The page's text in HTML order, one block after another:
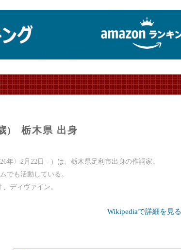
) 栃木県 出身
年〉2月22日 - ）は、栃木県足利市出身の作詞家。
でも活動している。
ディヴァイン。
Wikipediaで詳細を見る